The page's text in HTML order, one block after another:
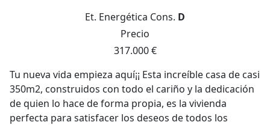
Et. Energética Cons. D
Precio
317.000 €
Tu nueva vida empieza aquí¡¡ Esta increíble casa de casi
350m2, construidos con todo el cariño y la dedicación
de quien lo hace de forma propia, es la vivienda
perfecta para satisfacer los deseos de todos los